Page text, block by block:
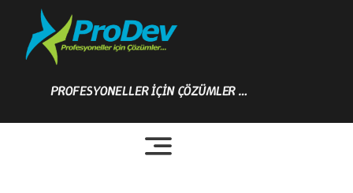
content
PROFESYONELLER İÇİN ÇÖZÜMLER …